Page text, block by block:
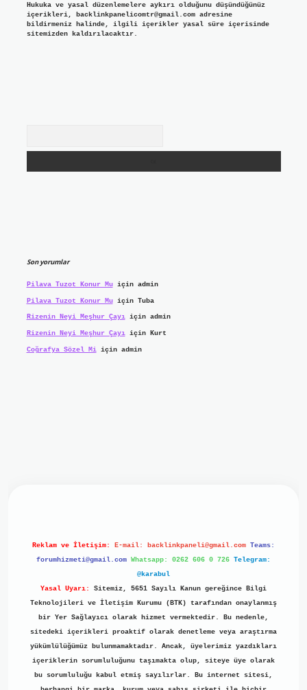
Hukuka ve yasal düzenlemelere aykırı olduğunu düşündüğünüz
içerikleri, backlinkpanelicomtr@gmail.comadresine
bildirmeniz halinde, ilgili içerikler yasal süre içerisinde
sitemizden kaldırılacaktır.
Son yorumlar
Pilava Tuzot Konur Muiçin admin
Pilava Tuzot Konur Muiçin Tuba
Rizenin Neyi Meşhur Çayıiçin admin
Rizenin Neyi Meşhur Çayıiçin Kurt
Coğrafya Sözel Miiçin admin
Reklam ve İletişim: E-mail: backlinkpaneli@gmail.com Teams:
forumhizmeti@gmail.com Whatsapp: 0262 606 0 726 Telegram:
@karabul
Yasal Uyarı:
Sitemiz, 5651 Sayılı Kanun gereğince Bilgi
Teknolojileri ve İletişim Kurumu (BTK) tarafından onaylanmış
bir Yer Sağlayıcı olarak hizmet vermektedir. Bu nedenle,
sitedeki içerikleri proaktif olarak denetleme veya araştırma
yükümlülüğümüz bulunmamaktadır. Ancak, üyelerimiz yazdıkları
içeriklerin sorumluluğunu taşımakta olup, siteye üye olarak
bu sorumluluğu kabul etmiş sayılırlar. Bu internet sitesi,